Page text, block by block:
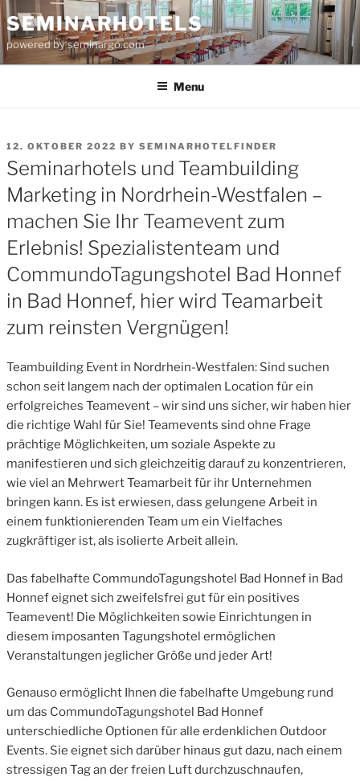
Skip
to
content
SEMINARHOTELS
powered by seminargo.com
Menu
POSTED
ON
12. OKTOBER 2022 BY SEMINARHOTELFINDER
Seminarhotels und Teambuilding
Marketing in Nordrhein-Westfalen –
machen Sie Ihr Teamevent zum
Erlebnis! Spezialistenteam und
CommundoTagungshotel Bad Honnef
in Bad Honnef, hier wird Teamarbeit
zum reinsten Vergnügen!
Teambuilding Event in Nordrhein-Westfalen: Sind suchen
schon seit langem nach der optimalen Location für ein
erfolgreiches Teamevent – wir sind uns sicher, wir haben hier
die richtige Wahl für Sie! Teamevents sind ohne Frage
prächtige Möglichkeiten, um soziale Aspekte zu
manifestieren und sich gleichzeitig darauf zu konzentrieren,
wie viel an Mehrwert Teamarbeit für ihr Unternehmen
bringen kann. Es ist erwiesen, dass gelungene Arbeit in
einem funktionierenden Team um ein Vielfaches
zugkräftiger ist, als isolierte Arbeit allein.
Das fabelhafte CommundoTagungshotel Bad Honnef in Bad
Honnef eignet sich zweifelsfrei gut für ein positives
Teamevent! Die Möglichkeiten sowie Einrichtungen in
diesem imposanten Tagungshotel ermöglichen
Veranstaltungen jeglicher Größe und jeder Art!
Genauso ermöglicht Ihnen die fabelhafte Umgebung rund
um das CommundoTagungshotel Bad Honnef
unterschiedliche Optionen für alle erdenklichen Outdoor
Events. Sie eignet sich darüber hinaus gut dazu, nach einem
stressigen Tag an der freien Luft durchzuschnaufen,